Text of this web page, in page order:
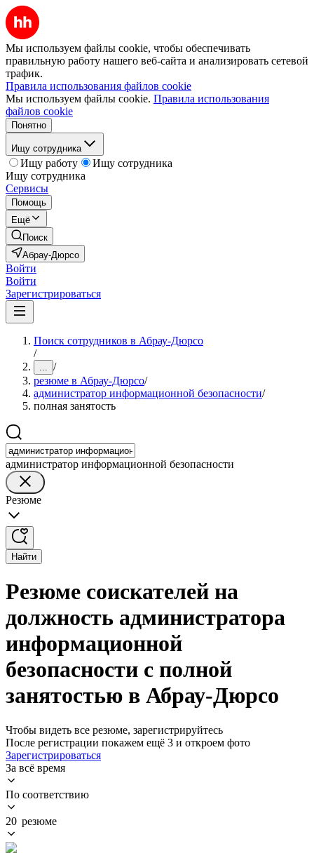
Мы используем файлы cookie, чтобы обеспечивать
правильную работу нашего веб-сайта и анализировать сетевой
трафик.
Правила использования файлов cookie
Мы используем файлы cookie. Правила использования
файлов cookie
Понятно
Ищу сотрудника
Ищу работу
Ищу сотрудника
Ищу сотрудника
Сервисы
Помощь
Ещё
Поиск
Абрау-Дюрсо
Войти
Войти
Зарегистрироваться
Поиск сотрудников в Абрау-Дюрсо
/
... /
резюме в Абрау-Дюрсо/
администратор информационной безопасности/
полная занятость
администратор информационной безопасности
Резюме
Найти
Резюме соискателей на
должность администратора
информационной
безопасности с полной
занятостью в Абрау-Дюрсо
Чтобы видеть все резюме, зарегистрируйтесь
После регистрации покажем ещё 3 и откроем фото
Зарегистрироваться
За всё время
По соответствию
20 резюме